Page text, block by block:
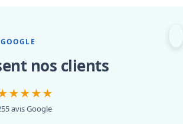
nos clients
avis Google